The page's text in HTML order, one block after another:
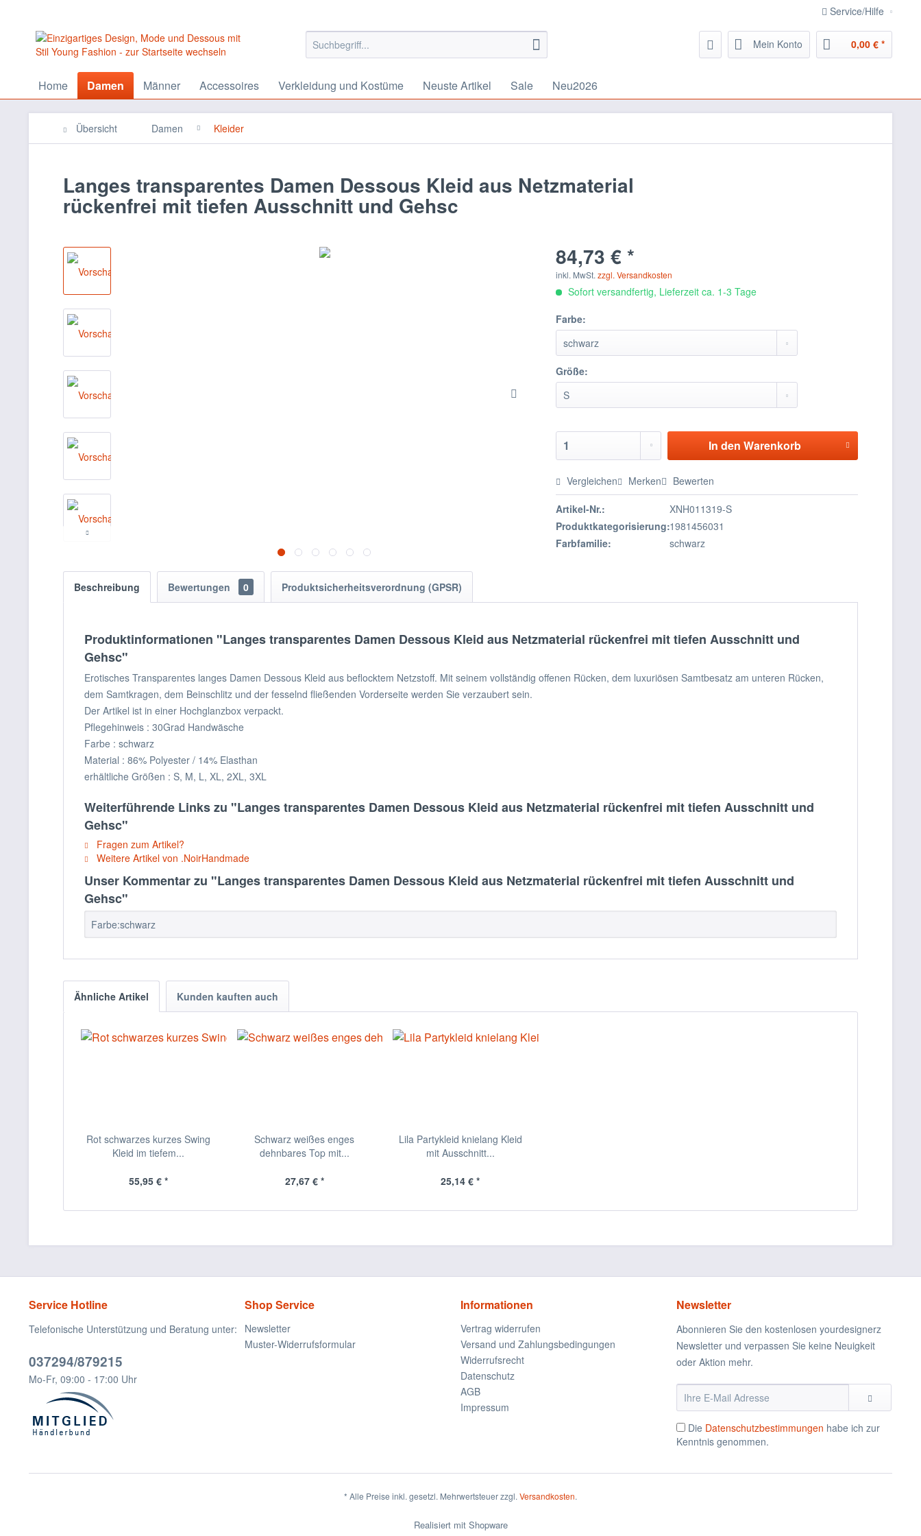
Service/Hilfe
Mein Konto 0,00 € *
Home Damen Männer Accessoires Verkleidung und Kostüme Neuste Artikel Sale Neu2026
Übersicht Damen Kleider
Langes transparentes Damen Dessous Kleid aus Netzmaterial
rückenfrei mit tiefen Ausschnitt und Gehsc
84,73 € *
inkl. MwSt.zzgl. Versandkosten
Sofort versandfertig, Lieferzeit ca. 1-3 Tage
Farbe:
Größe:
In den Warenkorb
Vergleichen Merken Bewerten
Artikel-Nr.:
XNH011319-S
Produktkategorisierung:1981456031
Farbfamilie:
schwarz
Beschreibung Bewertungen 0 Produktsicherheitsverordnung (GPSR)
Produktinformationen "Langes transparentes Damen Dessous Kleid aus Netzmaterial rückenfrei mit tiefen Ausschnitt und
Gehsc"
Erotisches Transparentes langes Damen Dessous Kleid aus beflocktem Netzstoff. Mit seinem vollständig offenen Rücken, dem luxuriösen Samtbesatz am unteren Rücken,
dem Samtkragen, dem Beinschlitz und der fesselnd fließenden Vorderseite werden Sie verzaubert sein.
Der Artikel ist in einer Hochglanzbox verpackt.
Pflegehinweis : 30Grad Handwäsche
Farbe : schwarz
Material : 86% Polyester / 14% Elasthan
erhältliche Größen : S, M, L, XL, 2XL, 3XL
Weiterführende Links zu "Langes transparentes Damen Dessous Kleid aus Netzmaterial rückenfrei mit tiefen Ausschnitt und
Gehsc"
Fragen zum Artikel?
Weitere Artikel von .NoirHandmade
Unser Kommentar zu "Langes transparentes Damen Dessous Kleid aus Netzmaterial rückenfrei mit tiefen Ausschnitt und
Gehsc"
Farbe:schwarz
Ähnliche Artikel Kunden kauften auch
Rot schwarzes kurzes Swing
Kleid im tiefem...
55,95 € *
Schwarz weißes enges
dehnbares Top mit...
27,67 € *
Lila Partykleid knielang Kleid
mit Ausschnitt...
25,14 € *
Service Hotline
Telefonische Unterstützung und Beratung unter:
037294/879215
Mo-Fr, 09:00 - 17:00 Uhr
Shop Service
Newsletter
Muster-Widerrufsformular
Informationen
Vertrag widerrufen
Versand und Zahlungsbedingungen
Widerrufsrecht
Datenschutz
AGB
Impressum
Newsletter
Abonnieren Sie den kostenlosen yourdesignerz
Newsletter und verpassen Sie keine Neuigkeit
oder Aktion mehr.
Die Datenschutzbestimmungen habe ich zur
Kenntnis genommen.
* Alle Preise inkl. gesetzl. Mehrwertsteuer zzgl. Versandkosten.
Realisiert mit Shopware